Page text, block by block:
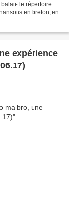
le répertoire
en breton, en